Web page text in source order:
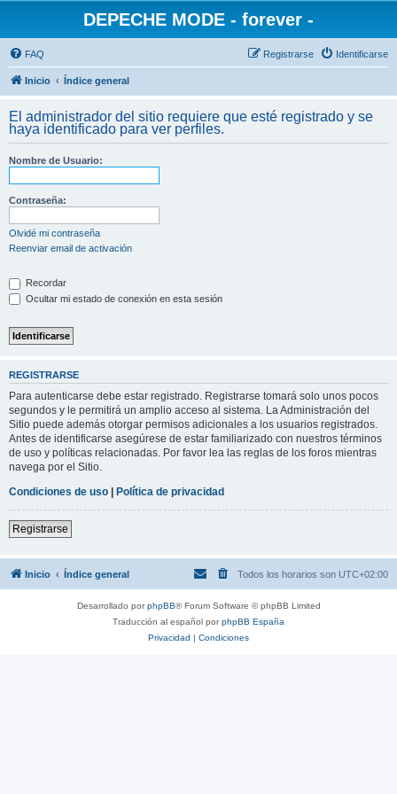
DEPECHE MODE - forever -
FAQ Identificarse
Registrarse
Inicio Índice general
El administrador del sitio requiere que esté registrado y se
haya identificado para ver perfiles.
Nombre de Usuario:
Contraseña:
Olvidé mi contraseña
Reenviar email de activación
Recordar
Ocultar mi estado de conexión en esta sesión
REGISTRARSE
Para autenticarse debe estar registrado. Registrarse tomará solo unos pocos
segundos y le permitirá un amplio acceso al sistema. La Administración del
Sitio puede además otorgar permisos adicionales a los usuarios registrados.
Antes de identificarse asegúrese de estar familiarizado con nuestros términos
de uso y políticas relacionadas. Por favor lea las reglas de los foros mientras
navega por el Sitio.
Condiciones de uso | Política de privacidad
Registrarse
Inicio Índice general Todos los horarios son UTC+02:00
Desarrollado porphpBB® Forum Software © phpBB Limited
Traducción al español porphpBB España
Privacidad | Condiciones